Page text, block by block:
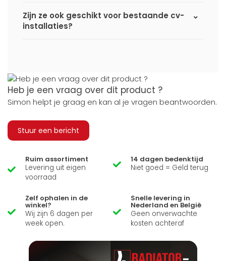
Zijn ze ook geschikt voor bestaande cv-
installaties?
Heb je een vraag over dit product ?
Simon helpt je graag en kan al je vragen beantwoorden.
Stuur een bericht
Ruim assortiment
Levering uit eigen
voorraad
14 dagen bedenktijd
Niet goed = Geld terug
Zelf ophalen in de
winkel?
Wij zijn 6 dagen per
week open.
Snelle levering in
Nederland en België
Geen onverwachte
kosten achteraf